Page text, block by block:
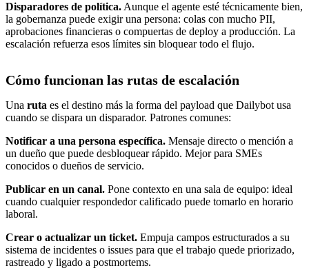
Disparadores de política.Aunque el agente esté técnicamente bien,
la gobernanza puede exigir una persona: colas con mucho PII,
aprobaciones financieras o compuertas de deploy a producción. La
escalación refuerza esos límites sin bloquear todo el flujo.
Cómo funcionan las rutas de escalación
Una ruta es el destino más la forma del payload que Dailybot usa
cuando se dispara un disparador. Patrones comunes:
Notificar a una persona específica. Mensaje directo o mención a
un dueño que puede desbloquear rápido. Mejor para SMEs
conocidos o dueños de servicio.
Publicar en un canal. Pone contexto en una sala de equipo: ideal
cuando cualquier respondedor calificado puede tomarlo en horario
laboral.
Crear o actualizar un ticket. Empuja campos estructurados a su
sistema de incidentes o issues para que el trabajo quede priorizado,
rastreado y ligado a postmortems.